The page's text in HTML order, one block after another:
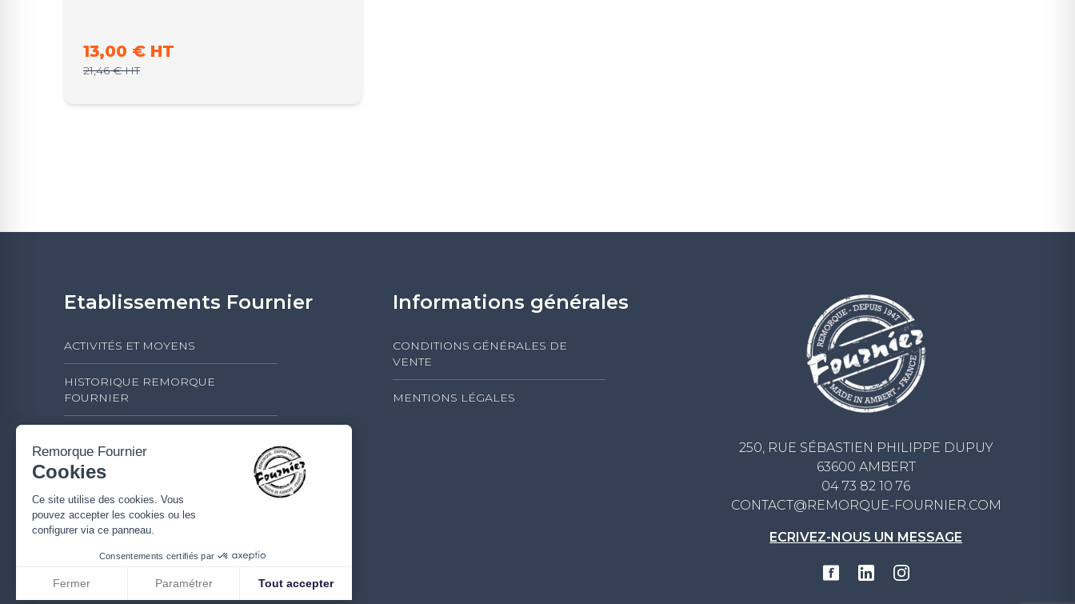
Prix promo
13,00 € HT
Prix normal
21,46 € HT
Etablissements Fournier
ACTIVITÉS ET MOYENS
HISTORIQUE REMORQUE
FOURNIER
FOURNIER
SECTEURS D'ACTIVITÉS
Informations générales
CONDITIONS GÉNÉRALES DE
VENTE
MENTIONS LÉGALES
250, RUE SÉBASTIEN PHILIPPE DUPUY
63600 AMBERT
04 73 82 10 76
CONTACT@REMORQUE-FOURNIER.COM
ECRIVEZ-NOUS UN MESSAGE
Remorque Fournier
Cookies
Ce site utilise des cookies. Vous
pouvez accepter les cookies ou les
configurer via ce panneau.
Consentements certifiés par
Fermer Paramétrer Tout accepter